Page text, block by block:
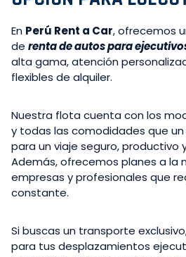
En Perú Rent a Car, ofrecemos
de renta de autos para
alta gama, atención
flexibles de alquiler.
Nuestra flota cuenta con los
y todas las comodidades que
para un viaje seguro, productivo
Además, ofrecemos planes a la
empresas y profesionales que
constante.
Si buscas un transporte
para tus desplazamientos